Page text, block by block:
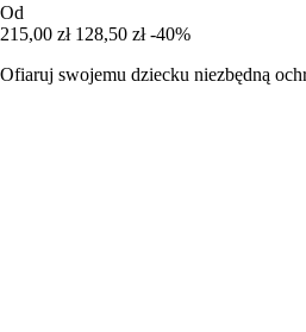
Od
215,00 zł 128,50 zł -40%
Ofiaruj swojemu dziecku niezbędną